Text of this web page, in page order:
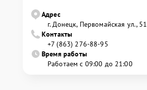
Адрес
г. Донецк, Первомайская ул., 51
Контакты
+7 (863) 276-88-95
Время работы
Работаем с 09:00 до 21:00